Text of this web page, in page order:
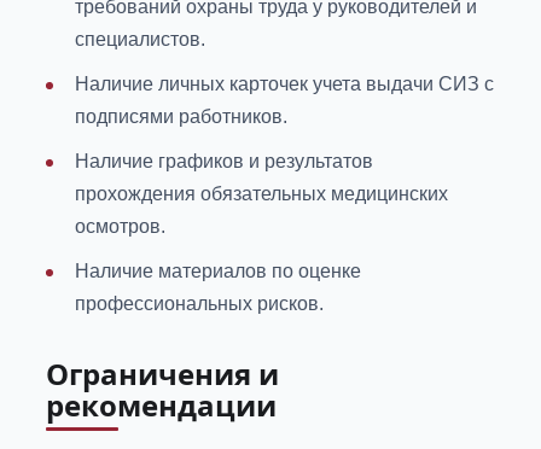
требований охраны труда у руководителей и
специалистов.
Наличие личных карточек учета выдачи СИЗ с
подписями работников.
Наличие графиков и результатов
прохождения обязательных медицинских
осмотров.
Наличие материалов по оценке
профессиональных рисков.
Ограничения и
рекомендации